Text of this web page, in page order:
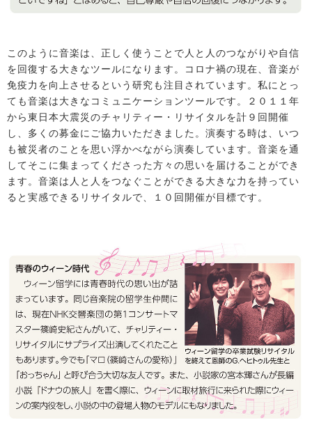
このように音楽は、正しく使うことで人と人のつながりや自信
を回復する大きなツールになります。コロナ禍の現在、音楽が
免疫力を向上させるという研究も注目されています。私にとっ
ても音楽は大きなコミュニケーションツールです。２０１１年
から東日本大震災のチャリティー・リサイタルを計９回開催
し、多くの募金にご協力いただきました。演奏する時は、いつ
も被災者のことを思い浮かべながら演奏しています。音楽を通
してそこに集まってくださった方々の思いを届けることができ
ます。音楽は人と人をつなぐことができる大きな力を持ってい
ると実感できるリサイタルで、１０回開催が目標です。